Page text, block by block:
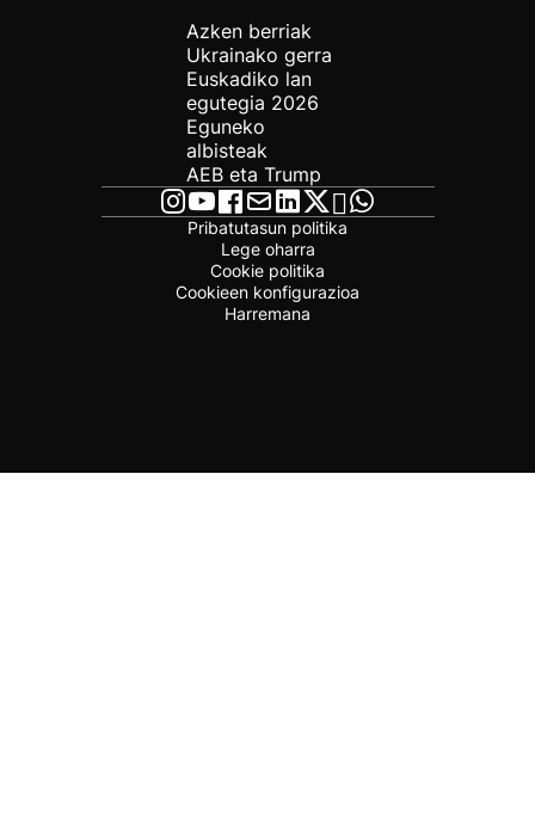
Azken berriak
Ukrainako gerra
Euskadiko lan
egutegia 2026
Eguneko
albisteak
AEB eta Trump
Pribatutasun politika
Lege oharra
Cookie politika
Cookieen konfigurazioa
Harremana